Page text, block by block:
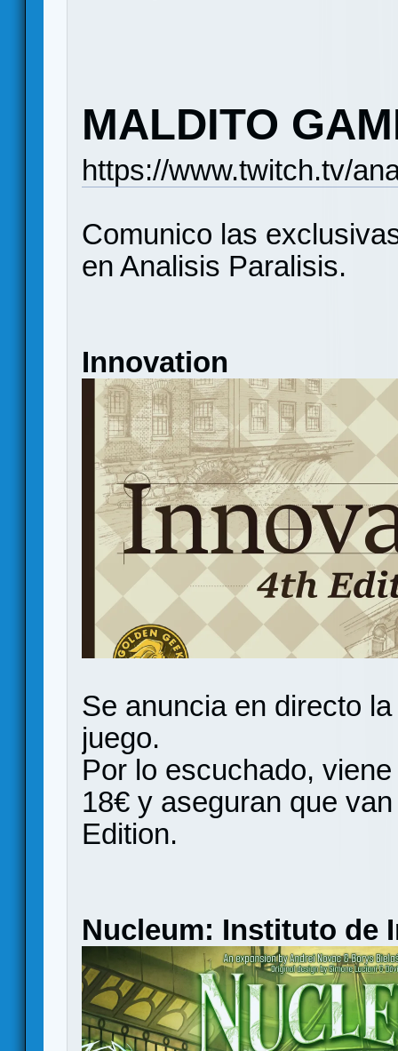
MALDITO
https://www.twitch.tv/
Comunico las
en Analisis Paralisis.
Innovation
Se anuncia en directo
juego.
Por lo escuchado,
18€ y aseguran que
Edition.
Nucleum: Instituto de